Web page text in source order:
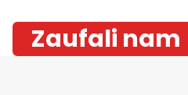
Zaufali nam